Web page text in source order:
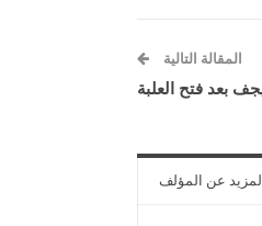
المقالة التالية
المزيد عن المؤلف